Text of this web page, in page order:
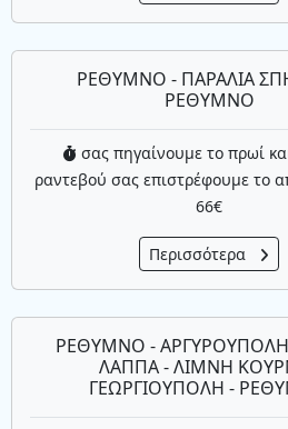
ΡΕΘΥΜΝΟ - ΠΑΡΑΛΙΑ
ΡΕΘΥΜΝΟ
σας πηγαίνουμε το πρωί
ραντεβού σας επιστρέφουμε το
66€
Περισσότερα
ΡΕΘΥΜΝΟ - ΑΡΓΥΡΟΥΠΟΛΗ
ΛΑΠΠΑ - ΛΙΜΝΗ
ΓΕΩΡΓΙΟΥΠΟΛΗ -